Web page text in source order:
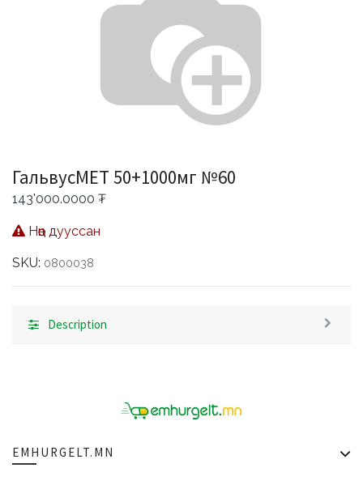
ГальвусМЕТ 50+1000мг №60
143'000.0000 ₮
Нөөц дууссан
SKU: 0800038
Description
EMHURGELT.MN